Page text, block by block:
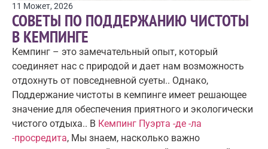
11 Может, 2026
СОВЕТЫ ПО ПОДДЕРЖАНИЮ ЧИСТОТЫ
В КЕМПИНГЕ
Кемпинг – это замечательный опыт, который
соединяет нас с природой и дает нам возможность
отдохнуть от повседневной суеты.. Однако,
Поддержание чистоты в кемпинге имеет решающее
значение для обеспечения приятного и экологически
чистого отдыха.. В Кемпинг Пуэрта -де -ла
-просредита, Мы знаем, насколько важно